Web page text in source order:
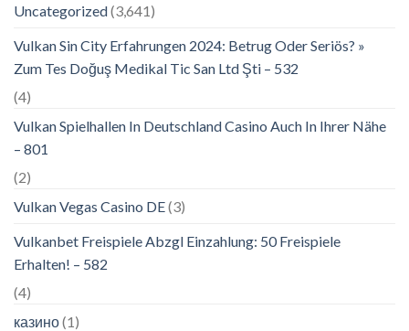
Uncategorized(3,641)
Vulkan Sin City Erfahrungen 2024: Betrug Oder Seriös? »
Zum Tes Doğuş Medikal Tic San Ltd Şti – 532
(4)
Vulkan Spielhallen In Deutschland Casino Auch In Ihrer Nähe
– 801
(2)
Vulkan Vegas Casino DE(3)
Vulkanbet Freispiele Abzgl Einzahlung: 50 Freispiele
Erhalten! – 582
(4)
казино(1)